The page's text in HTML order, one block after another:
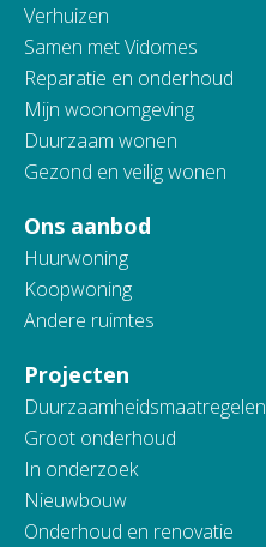
Verhuizen
Samen met Vidomes
Reparatie en onderhoud
Mijn woonomgeving
Duurzaam wonen
Gezond en veilig wonen
Ons aanbod
Huurwoning
Koopwoning
Andere ruimtes
Projecten
Duurzaamheidsmaatregelen
Groot onderhoud
In onderzoek
Nieuwbouw
Onderhoud en renovatie